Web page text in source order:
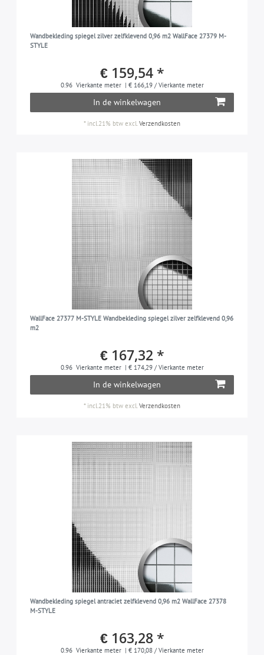
Wandbekleding spiegel zilver zelfklevend 0,96 m2 WallFace 27379 M-
STYLE
€ 159,54 *
0.96 Vierkante meter | € 166,19 / Vierkante meter
In de winkelwagen
* incl.21% btw excl.Verzendkosten
WallFace 27377 M-STYLE Wandbekleding spiegel zilver zelfklevend 0,96
m2
€ 167,32 *
0.96 Vierkante meter | € 174,29 / Vierkante meter
In de winkelwagen
* incl.21% btw excl.Verzendkosten
Wandbekleding spiegel antraciet zelfklevend 0,96 m2 WallFace 27378
M-STYLE
€ 163,28 *
0.96 Vierkante meter | € 170,08 / Vierkante meter